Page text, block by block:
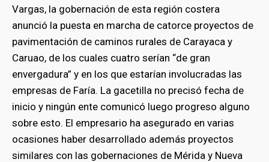
Vargas, la gobernación de esta región costera
anunció la puesta en marcha de catorce proyectos de
pavimentación de caminos rurales de Carayaca y
Caruao, de los cuales cuatro serían “de gran
envergadura” y en los que estarían involucradas las
empresas de Faría. La gacetilla no precisó fecha de
inicio y ningún ente comunicó luego progreso alguno
sobre esto. El empresario ha asegurado en varias
ocasiones haber desarrollado además proyectos
similares con las gobernaciones de Mérida y Nueva